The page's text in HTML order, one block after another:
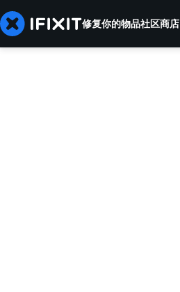
修复你的物品社区商店